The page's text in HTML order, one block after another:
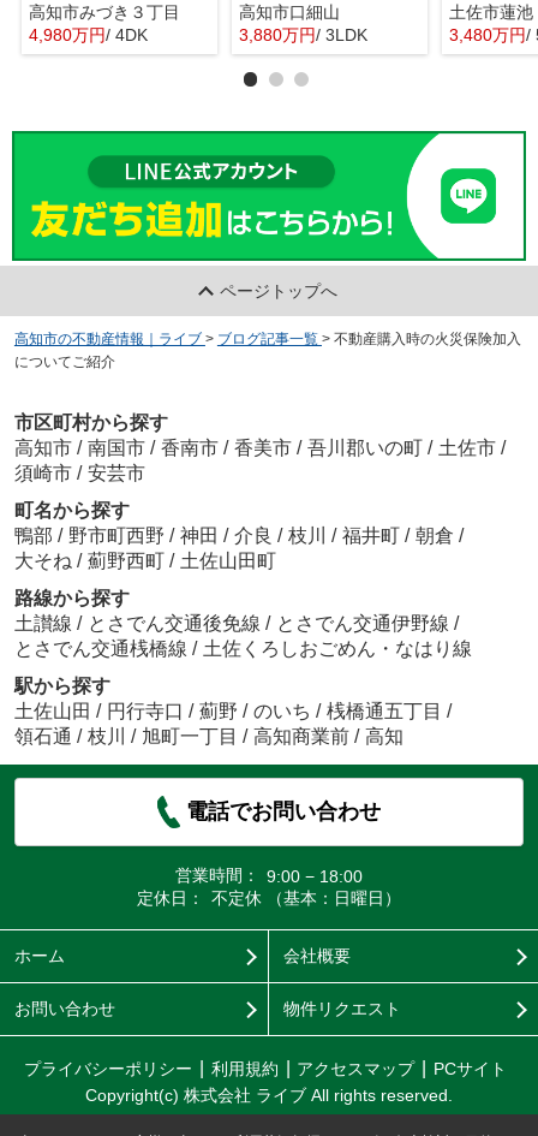
高知市みづき３丁目
4,980万円/ 4DK
高知市口細山
3,880万円/ 3LDK
土佐市蓮池
3,480万円/
ページトップへ
高知市の不動産情報｜ライブ > ブログ記事一覧 > 不動産購入時の火災保険加入
についてご紹介
市区町村から探す
高知市 / 南国市 / 香南市 / 香美市 / 吾川郡いの町 / 土佐市 /
須崎市 / 安芸市
町名から探す
鴨部 / 野市町西野 / 神田 / 介良 / 枝川 / 福井町 / 朝倉 /
大そね / 薊野西町 / 土佐山田町
路線から探す
土讃線 / とさでん交通後免線 / とさでん交通伊野線 /
とさでん交通桟橋線 / 土佐くろしおごめん・なはり線
駅から探す
土佐山田 / 円行寺口 / 薊野 / のいち / 桟橋通五丁目 /
領石通 / 枝川 / 旭町一丁目 / 高知商業前 / 高知
電話でお問い合わせ
営業時間：
9:00 − 18:00
定休日：
不定休 （基本：日曜日）
ホーム 会社概要
お問い合わせ 物件リクエスト
プライバシーポリシー 利用規約 アクセスマップ
PCサイト
Copyright(c) 株式会社 ライブ All rights reserved.